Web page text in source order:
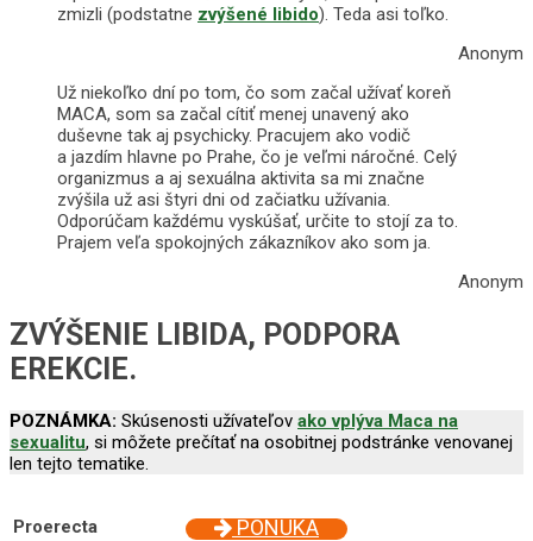
zmizli (podstatne zvýšené libido). Teda asi toľko.
Anonym
Už niekoľko dní po tom, čo som začal užívať koreň
MACA, som sa začal cítiť menej unavený ako
duševne tak aj psychicky. Pracujem ako vodič
a jazdím hlavne po Prahe, čo je veľmi náročné. Celý
organizmus a aj sexuálna aktivita sa mi značne
zvýšila už asi štyri dni od začiatku užívania.
Odporúčam každému vyskúšať, určite to stojí za to.
Prajem veľa spokojných zákazníkov ako som ja.
Anonym
ZVÝŠENIE LIBIDA, PODPORA
EREKCIE.
POZNÁMKA: Skúsenosti užívateľov ako vplýva Maca na
sexualitu, si môžete prečítať na osobitnej podstránke venovanej
len tejto tematike.
Proerecta PONUKA